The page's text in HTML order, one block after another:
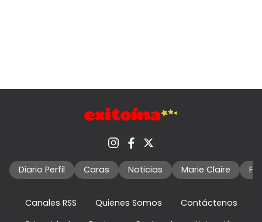
Diario Perfil Caras Noticias Marie Claire
Canales RSS Quienes Somos
Contáctenos